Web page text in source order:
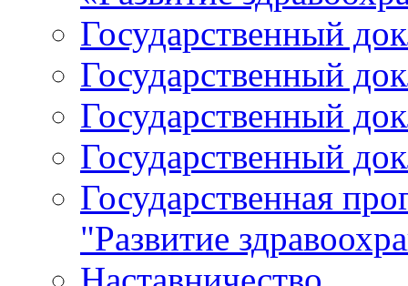
Государственный
Государственный
Государственный
Государственный
Государственная
"Развитие